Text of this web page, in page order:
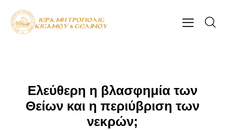
Ελεύθερη η βλασφημία των
Θείων και η περιύβριση των
νεκρών;